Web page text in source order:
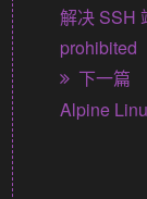
解决 SSH
prohibited
下一篇
Alpine